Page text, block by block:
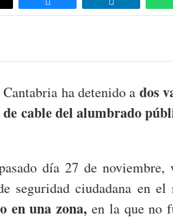
ha detenido a dos
cable del alumbrado
día 27 de
seguridad ciudadana en
en una zona, en la que no